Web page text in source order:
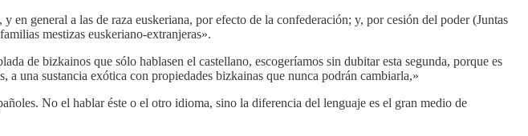
general a las de raza euskeriana, por efecto de la confederación; y, por cesión del poder (Juntas
mestizas euskeriano-extranjeras».
de bizkainos que sólo hablasen el castellano, escogeríamos sin dubitar esta segunda, porque es
una sustancia exótica con propiedades bizkainas que nunca podrán cambiarla,»
No el hablar éste o el otro idioma, sino la diferencia del lenguaje es el gran medio de